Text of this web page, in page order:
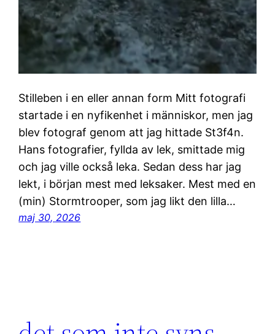
Stilleben i en eller annan form Mitt fotografi
startade i en nyfikenhet i människor, men jag
blev fotograf genom att jag hittade St3f4n.
Hans fotografier, fyllda av lek, smittade mig
och jag ville också leka. Sedan dess har jag
lekt, i början mest med leksaker. Mest med en
(min) Stormtrooper, som jag likt den lilla…
maj 30, 2026